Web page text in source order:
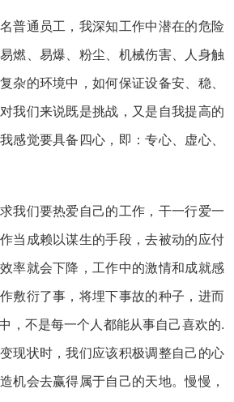
普通员工，我深知工作中潜在的危险
燃、易爆、粉尘、机械伤害、人身触
杂的环境中，如何保证设备安、稳、
我们来说既是挑战，又是自我提高的
感觉要具备四心，即：专心、虚心、
我们要热爱自己的工作，干一行爱一
当成赖以谋生的手段，去被动的应付
率就会下降，工作中的激情和成就感
敷衍了事，将埋下事故的种子，进而
，不是每一个人都能从事自己喜欢的.
现状时，我们应该积极调整自己的心
机会去赢得属于自己的天地。慢慢，